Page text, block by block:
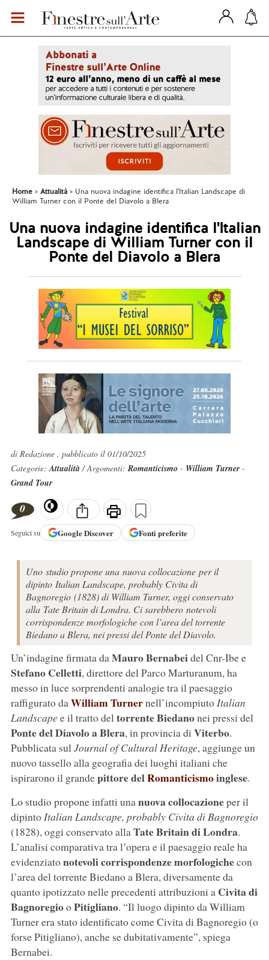
Home Attualità
Una nuova indagine identifica l'Italian Landscape di
William Turner con il Ponte del Diavolo a Blera
Una nuova indagine identifica l'Italian
Landscape di William Turner con il
Ponte del Diavolo a Blera
di Redazione , pubblicato il 01/10/2025
Categorie:Attualità/ Argomenti:Romanticismo - William Turner-
Grand Tour
0
Seguici su GoogleDiscover Fonti preferite
Uno studio propone una nuova collocazione per il
dipinto Italian Landscape, probably Civita di
Bagnoregio (1828) di William Turner, oggi conservato
alla Tate Britain di Londra. Ci sarebbero notevoli
corrispondenze morfologiche con l’area del torrente
Biedano a Blera, nei pressi del Ponte del Diavolo.
Un’indagine firmata daMauro Bernabeidel Cnr-Ibe e
Stefano Celletti, direttore del Parco Marturanum, ha
messo in luce sorprendenti analogie tra il paesaggio
raffigurato daWilliam Turnernell’incompiutoItalian
Landscapee il tratto deltorrente Biedanonei pressi del
Ponte del Diavolo a Blera, in provincia di Viterbo.
Pubblicata sulJournal of Cultural Heritage, aggiunge un
nuovo tassello alla geografia dei luoghi italiani che
ispirarono il grandepittore delRomanticismoinglese.
Lo studio propone infatti unanuova collocazioneper il
dipintoItalian Landscape, probably Civita di Bagnoregio
(1828), oggi conservato allaTate Britain di Londra.
L’analisi comparativa tra l’opera e il paesaggio reale ha
evidenziatonotevoli corrispondenze morfologichecon
l’area del torrente Biedano a Blera, diversamente da
quanto ipotizzato nelle precedenti attribuzioni aCivita di
BagnoregiooPitigliano. “Il luogo dipinto da William
Turner era stato identificato come Civita di Bagnoregio (o
forse Pitigliano), anche se dubitativamente”, spiega
Bernabei.